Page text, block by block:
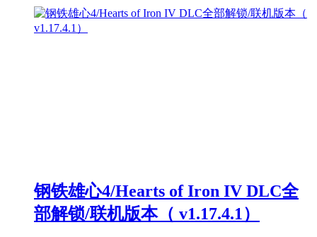
钢铁雄心4/Hearts of Iron IV DLC全
部解锁/联机版本（ v1.17.4.1）